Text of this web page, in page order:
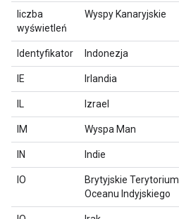
liczba
wyświetleń
Wyspy Kanaryjskie
Identyfikator Indonezja
IE Irlandia
IL Izrael
IM Wyspa Man
IN Indie
IO
Brytyjskie Terytorium
Oceanu Indyjskiego